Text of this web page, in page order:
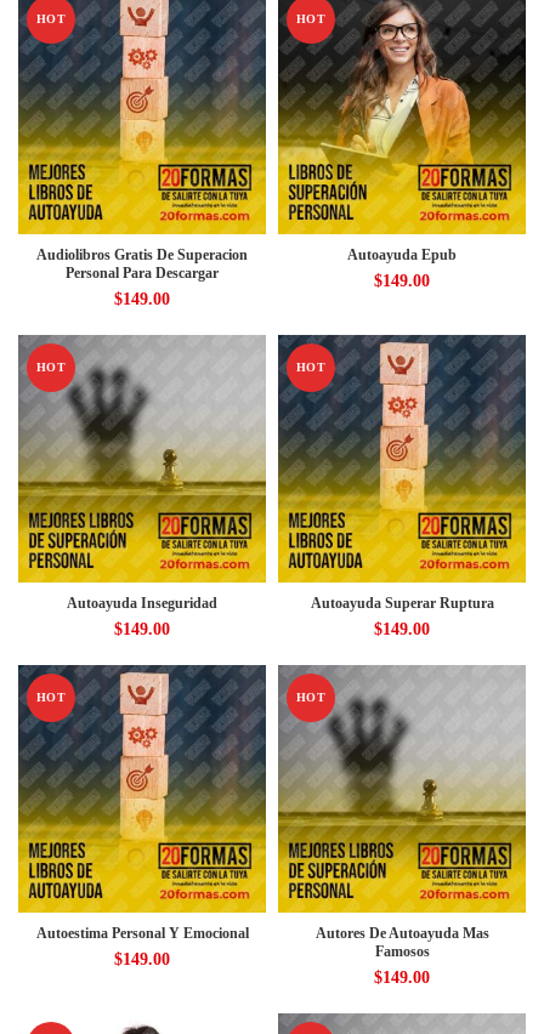
HOT
Audiolibros Gratis De Superacion
Personal Para Descargar
$149.00
HOT
Autoayuda Epub
$149.00
HOT
Autoayuda Inseguridad
$149.00
HOT
Autoayuda Superar Ruptura
$149.00
HOT
Autoestima Personal Y Emocional
$149.00
HOT
Autores De Autoayuda Mas
Famosos
$149.00